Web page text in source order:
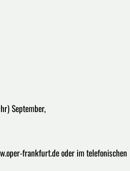
September,
frankfurt.de oder im telefonischen